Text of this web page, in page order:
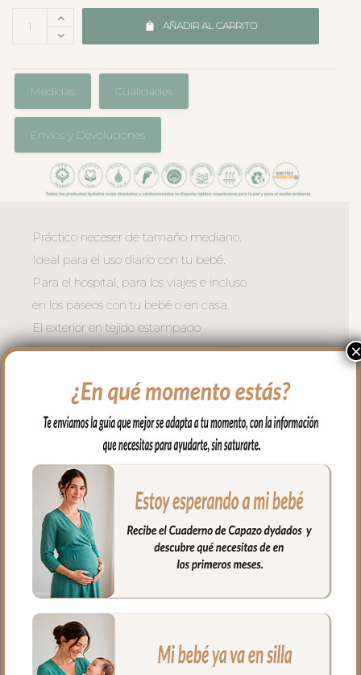
AÑADIR AL CARRITO
Medidas Cualidades
Envíos y Devoluciones
Práctico neceser de tamaño mediano.
Ideal para el uso diario con tu bebé.
Para el hospital, para los viajes e incluso
en los paseos con tu bebé o en casa.
El exterior en tejido estampado
impermeable, muy suave y agradable.
impermeable; muy fácil de limpiar por
dentro y por fuera con paño húmedo y
cuando necesites puedes lavar en
lavadora siempre agua fría jabones no
abrasivos y secado al natural.
Cierre con cremallera al tono del
estampado.
Puedes llevar las cositas del aseo tu bebé
bien organizadas en el interior.
Medidas Neceser:
26 cms Ancho
15 cms Alto
10 cms de lomo
×